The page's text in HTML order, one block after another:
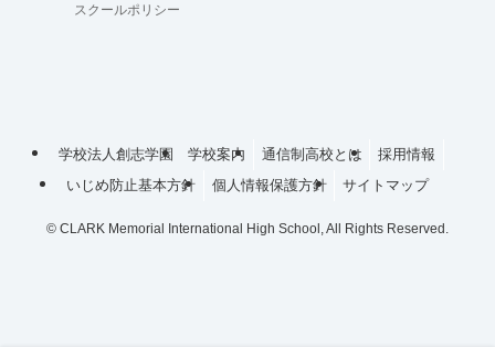
スクールポリシー
学校法人創志学園 学校案内 通信制高校とは
採用情報
いじめ防止基本方針
個人情報保護方針 サイトマップ
© CLARK Memorial International High School, All Rights Reserved.